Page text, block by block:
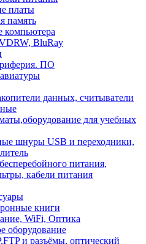
платы
память
компьютера
BluRay
ПО
данных, считыватели
для учебных
шнуры USB и переходники,
питания,
кабели питания
книги
WiFi, Оптика
оборудование
и разъёмы, оптический